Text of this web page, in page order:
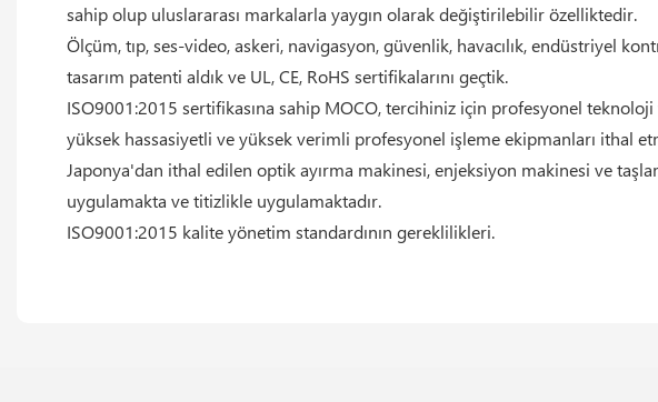
sahip olup uluslararası markalarla yaygın olarak değiştirilebilir özelliktedir.
Ölçüm, tıp, ses-video, askeri, navigasyon, güvenlik, havacılık, endüstriyel
tasarım patenti aldık ve UL, CE, RoHS sertifikalarını geçtik.
ISO9001:2015 sertifikasına sahip MOCO, tercihiniz için profesyonel
yüksek hassasiyetli ve yüksek verimli profesyonel işleme ekipmanları ithal
Japonya'dan ithal edilen optik ayırma makinesi, enjeksiyon makinesi ve
uygulamakta ve titizlikle uygulamaktadır.
ISO9001:2015 kalite yönetim standardının gereklilikleri.